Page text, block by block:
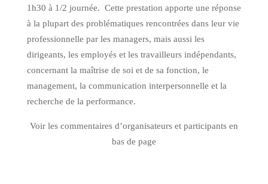
1h30 à 1/2 journée. Cette prestation apporte une réponse
à la plupart des problématiques rencontrées dans leur vie
professionnelle par les managers, mais aussi les
dirigeants, les employés et les travailleurs indépendants,
concernant la maîtrise de soi et de sa fonction, le
management, la communication interpersonnelle et la
recherche de la performance.
Voir les commentaires d’organisateurs et participants en
bas de page